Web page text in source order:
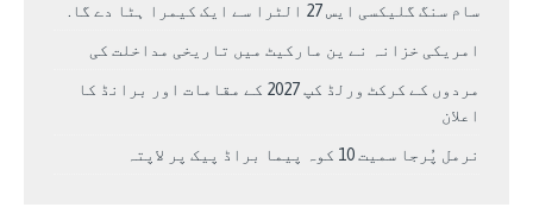
سام سنگ گلیکسی ایس 27 الٹرا سے ایک کیمرا ہٹا دے گا.
امریکی خزانہ نے ین مارکیٹ میں تاریخی مداخلت کی
مردوں کے کرکٹ ورلڈ کپ 2027 کے مقامات اور برانڈ کا
اعلان
نرمل پُرجا سمیت 10 کوہ پیما براڈ پیک پر لاپتہ